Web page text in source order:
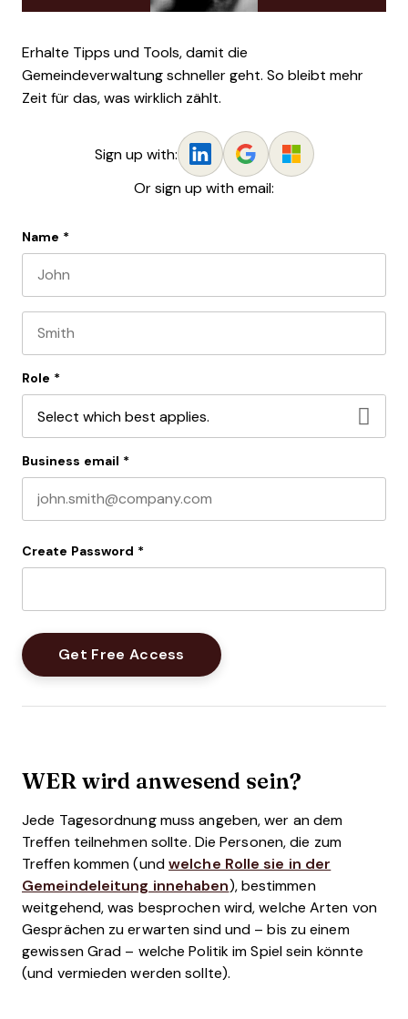
Erhalte Tipps und Tools, damit die
Gemeindeverwaltung schneller geht. So bleibt mehr
Zeit für das, was wirklich zählt.
Sign up with:
Or sign up with email:
Name *
Role *
Business email *
Create Password *
WER wird anwesend sein?
Jede Tagesordnung muss angeben, wer an dem
Treffen teilnehmen sollte. Die Personen, die zum
Treffen kommen (und welche Rolle sie in der
Gemeindeleitung innehaben), bestimmen
weitgehend, was besprochen wird, welche Arten von
Gesprächen zu erwarten sind und – bis zu einem
gewissen Grad – welche Politik im Spiel sein könnte
(und vermieden werden sollte).